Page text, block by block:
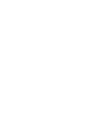
no cancro da
na alimentação